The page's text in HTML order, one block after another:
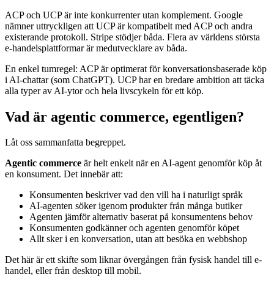
ACP och UCP är inte konkurrenter utan komplement. Google
nämner uttryckligen att UCP är kompatibelt med ACP och andra
existerande protokoll. Stripe stödjer båda. Flera av världens största
e-handelsplattformar är medutvecklare av båda.
En enkel tumregel: ACP är optimerat för konversationsbaserade köp
i AI-chattar (som ChatGPT). UCP har en bredare ambition att täcka
alla typer av AI-ytor och hela livscykeln för ett köp.
Vad är agentic commerce, egentligen?
Låt oss sammanfatta begreppet.
Agentic commerce är helt enkelt när en AI-agent genomför köp åt
en konsument. Det innebär att:
Konsumenten beskriver vad den vill ha i naturligt språk
AI-agenten söker igenom produkter från många butiker
Agenten jämför alternativ baserat på konsumentens behov
Konsumenten godkänner och agenten genomför köpet
Allt sker i en konversation, utan att besöka en webbshop
Det här är ett skifte som liknar övergången från fysisk handel till e-
handel, eller från desktop till mobil.